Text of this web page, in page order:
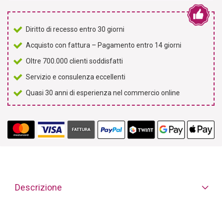
Diritto di recesso entro 30 giorni
Acquisto con fattura – Pagamento entro 14 giorni
Oltre 700.000 clienti soddisfatti
Servizio e consulenza eccellenti
Quasi 30 anni di esperienza nel commercio online
Descrizione